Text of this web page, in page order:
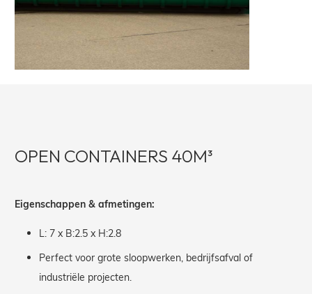
OPEN CONTAINERS 40M³
Eigenschappen & afmetingen:
L: 7 x B:2.5 x H:2.8
Perfect voor grote sloopwerken, bedrijfsafval of
industriële projecten.